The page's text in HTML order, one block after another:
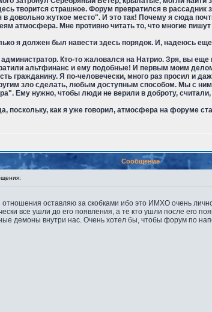
творится страшное. Форум превратился в рассадник
довольно жуткое место". И это так! Почему я сюда
атмосфера. Мне противно читать то, что многие
я должен был навести здесь порядок. И, надеюсь
Кто-то жаловался на Натрио. Зря, вы еще
альтфинанс и ему подобные! И первым моим
гражданину. Я по-человечески, много раз просил и
зло сделать, любым доступным способом. Мы с
Ему нужно, чтобы люди не верили в доброту, считали,
как я уже говорил, атмосфера на форуме
Сообщение
оставляю за скобками ибо это ИМХО очень
все ушли до его появления, а те кто ушли после его
демоны внутри нас. Очень хотел бы, чтобы форум по